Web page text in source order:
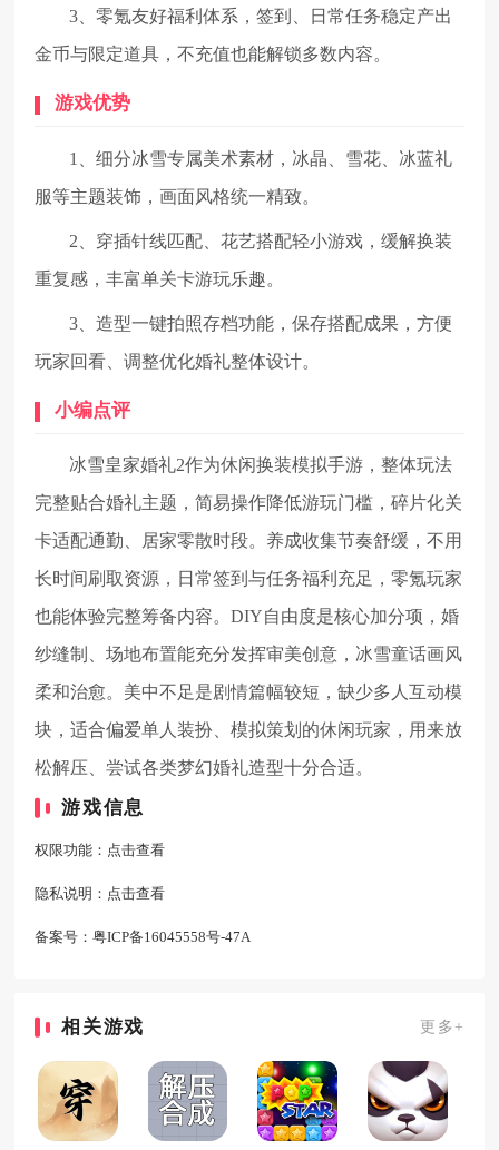
3、零氪友好福利体系，签到、日常任务稳定产出
金币与限定道具，不充值也能解锁多数内容。
游戏优势
1、细分冰雪专属美术素材，冰晶、雪花、冰蓝礼
服等主题装饰，画面风格统一精致。
2、穿插针线匹配、花艺搭配轻小游戏，缓解换装
重复感，丰富单关卡游玩乐趣。
3、造型一键拍照存档功能，保存搭配成果，方便
玩家回看、调整优化婚礼整体设计。
小编点评
冰雪皇家婚礼2作为休闲换装模拟手游，整体玩法
完整贴合婚礼主题，简易操作降低游玩门槛，碎片化关
卡适配通勤、居家零散时段。养成收集节奏舒缓，不用
长时间刷取资源，日常签到与任务福利充足，零氪玩家
也能体验完整筹备内容。DIY自由度是核心加分项，婚
纱缝制、场地布置能充分发挥审美创意，冰雪童话画风
柔和治愈。美中不足是剧情篇幅较短，缺少多人互动模
块，适合偏爱单人装扮、模拟策划的休闲玩家，用来放
松解压、尝试各类梦幻婚礼造型十分合适。
游戏信息
权限功能： 点击查看
隐私说明： 点击查看
备案号：粤ICP备16045558号-47A
相关游戏 更多+